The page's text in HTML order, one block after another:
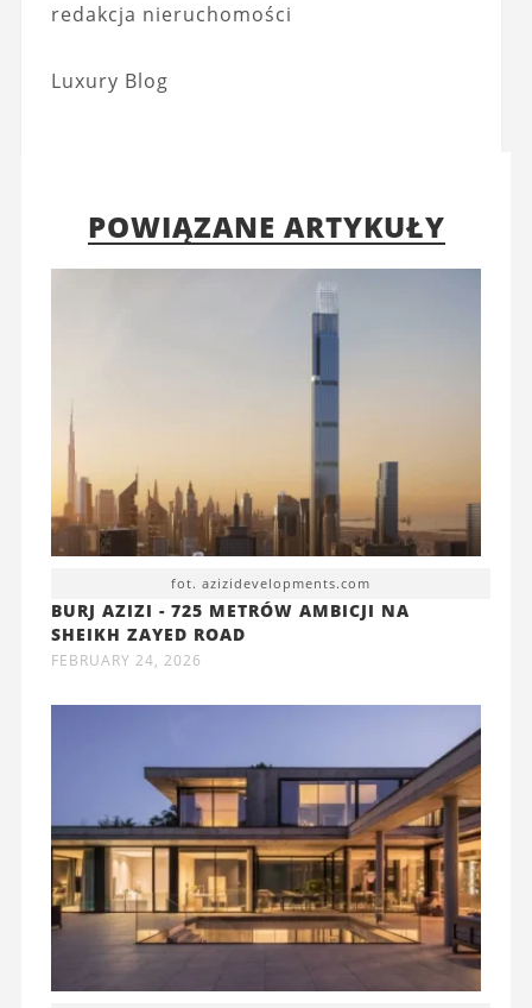
redakcja nieruchomości
Luxury Blog
POWIĄZANE ARTYKUŁY
fot. azizidevelopments.com
BURJ AZIZI - 725 METRÓW AMBICJI NA
SHEIKH ZAYED ROAD
FEBRUARY 24, 2026